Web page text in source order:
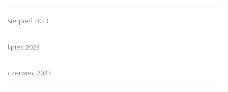
sierpień 2023
lipiec 2023
czerwiec 2023